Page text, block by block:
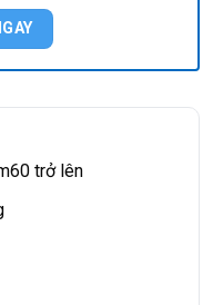
trở lên